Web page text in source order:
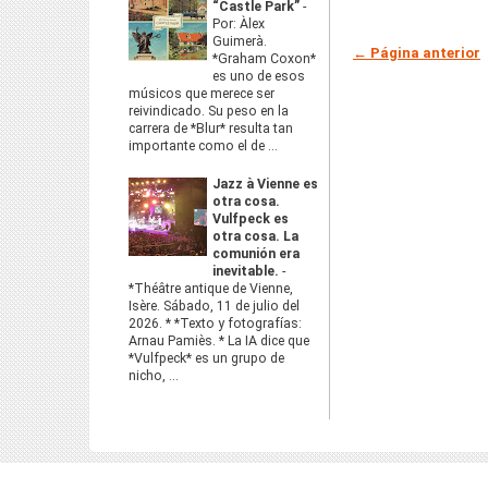
“Castle Park” -
Por: Àlex
Guimerà.
*Graham Coxon*
es uno de esos
músicos que merece ser
reivindicado. Su peso en la
carrera de *Blur* resulta tan
importante como el de ...
Jazz à Vienne es
otra cosa.
Vulfpeck es
otra cosa. La
comunión era
inevitable. -
*Théâtre antique de Vienne,
Isère. Sábado, 11 de julio del
2026. * *Texto y fotografías:
Arnau Pamiès. * La IA dice que
*Vulfpeck* es un grupo de
nicho, ...
← Página anterior